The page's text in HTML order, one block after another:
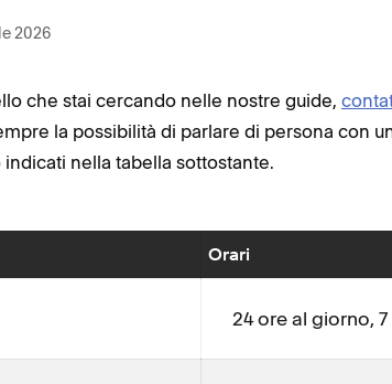
2026
che stai cercando nelle nostre guide,
la possibilità di parlare di persona con
nella tabella sottostante.
Orari
24 ore al giorno,